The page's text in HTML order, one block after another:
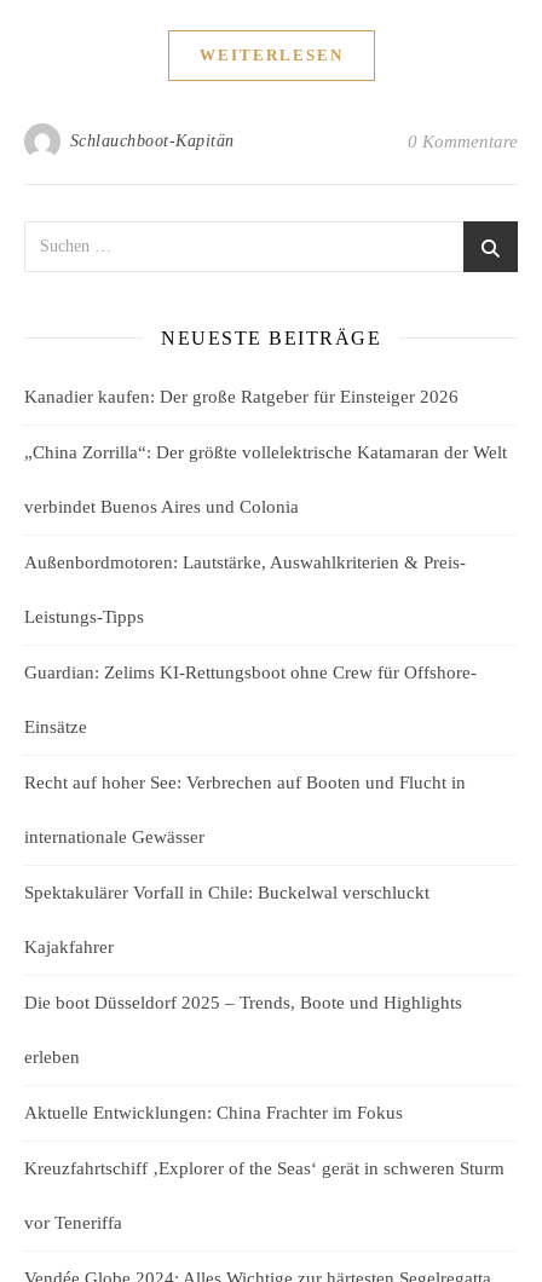
WEITERLESEN
Schlauchboot-Kapitän 0 Kommentare
NEUESTE BEITRÄGE
Kanadier kaufen: Der große Ratgeber für Einsteiger 2026
„China Zorrilla“: Der größte vollelektrische Katamaran der Welt
verbindet Buenos Aires und Colonia
Außenbordmotoren: Lautstärke, Auswahlkriterien & Preis-
Leistungs-Tipps
Guardian: Zelims KI-Rettungsboot ohne Crew für Offshore-
Einsätze
Recht auf hoher See: Verbrechen auf Booten und Flucht in
internationale Gewässer
Spektakulärer Vorfall in Chile: Buckelwal verschluckt
Kajakfahrer
Die boot Düsseldorf 2025 – Trends, Boote und Highlights
erleben
Aktuelle Entwicklungen: China Frachter im Fokus
Kreuzfahrtschiff ‚Explorer of the Seas‘ gerät in schweren Sturm
vor Teneriffa